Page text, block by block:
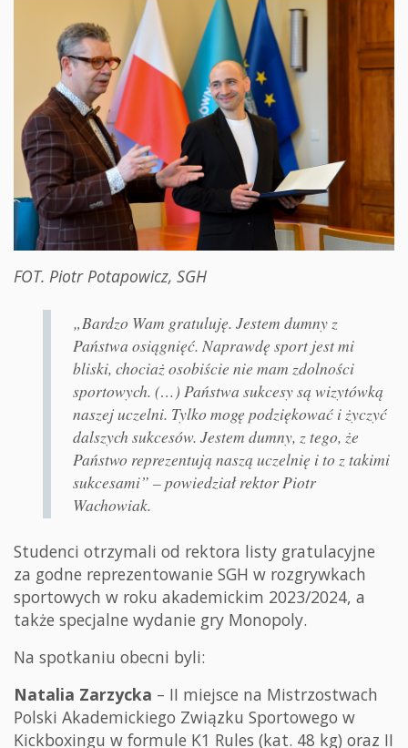
FOT. Piotr Potapowicz, SGH
„Bardzo Wam gratuluję. Jestem dumny z
Państwa osiągnięć. Naprawdę sport jest mi
bliski, chociaż osobiście nie mam zdolności
sportowych. (…) Państwa sukcesy są wizytówką
naszej uczelni. Tylko mogę podziękować i życzyć
dalszych sukcesów. Jestem dumny, z tego, że
Państwo reprezentują naszą uczelnię i to z takimi
sukcesami” – powiedział rektor Piotr
Wachowiak.
Studenci otrzymali od rektora listy gratulacyjne
za godne reprezentowanie SGH w rozgrywkach
sportowych w roku akademickim 2023/2024, a
także specjalne wydanie gry Monopoly.
Na spotkaniu obecni byli:
Natalia Zarzycka – II miejsce na Mistrzostwach
Polski Akademickiego Związku Sportowego w
Kickboxingu w formule K1 Rules (kat. 48 kg) oraz II